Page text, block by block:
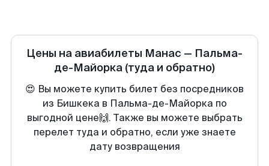
Цены на авиабилеты Манас — Пальма-
де-Майорка (туда и обратно)
😍 Вы можете купить билет без посредников
из Бишкека в Пальма-де-Майорка по
выгодной цене🙌. Также вы можете выбрать
перелет туда и обратно, если уже знаете
дату возвращения